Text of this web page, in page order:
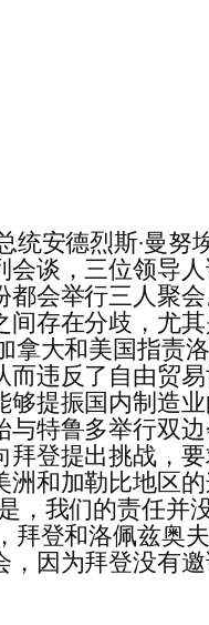
统安德烈斯·曼
谈，三位领导
会举行三人聚
存在分歧，尤
拿大和美国指责
而违反了自由贸
提振国内制造
特鲁多举行双
登提出挑战，
和加勒比地区
，我们的责任并
拜登和洛佩兹奥
因为拜登没有